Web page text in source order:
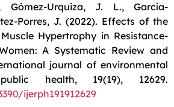
Gómez-Urquiza, J. L., García-
Porres, J. (2022). Effects of the
Hypertrophy in Resistance-
A Systematic Review and
journal of environmental
health, 19(19), 12629.
ijerph191912629